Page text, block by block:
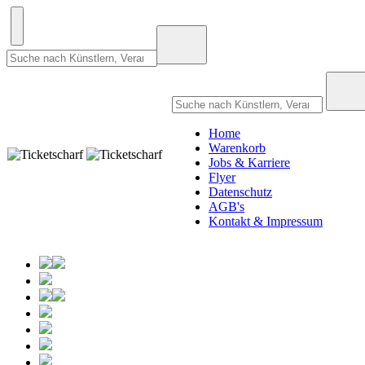
Home
Warenkorb
Jobs & Karriere
Flyer
Datenschutz
AGB's
Kontakt & Impressum